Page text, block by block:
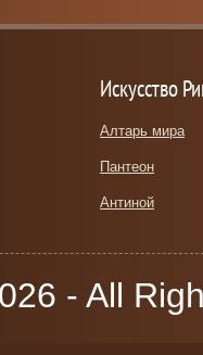
Искусство
Алтарь мира
Пантеон
Антиной
- All